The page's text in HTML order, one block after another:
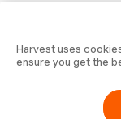
Il tuo
Unisciti a oltre
fatturano i clienti
Harvest uses
ensure you get the